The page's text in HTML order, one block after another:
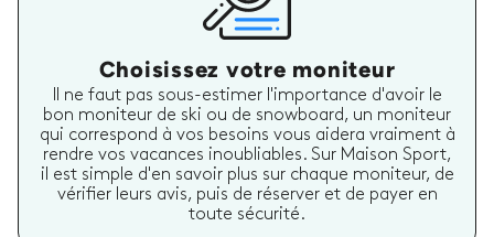
Choisissez votre moniteur
Il ne faut pas sous-estimer l'importance d'avoir le
bon moniteur de ski ou de snowboard, un moniteur
qui correspond à vos besoins vous aidera vraiment à
rendre vos vacances inoubliables. Sur Maison Sport,
il est simple d'en savoir plus sur chaque moniteur, de
vérifier leurs avis, puis de réserver et de payer en
toute sécurité.